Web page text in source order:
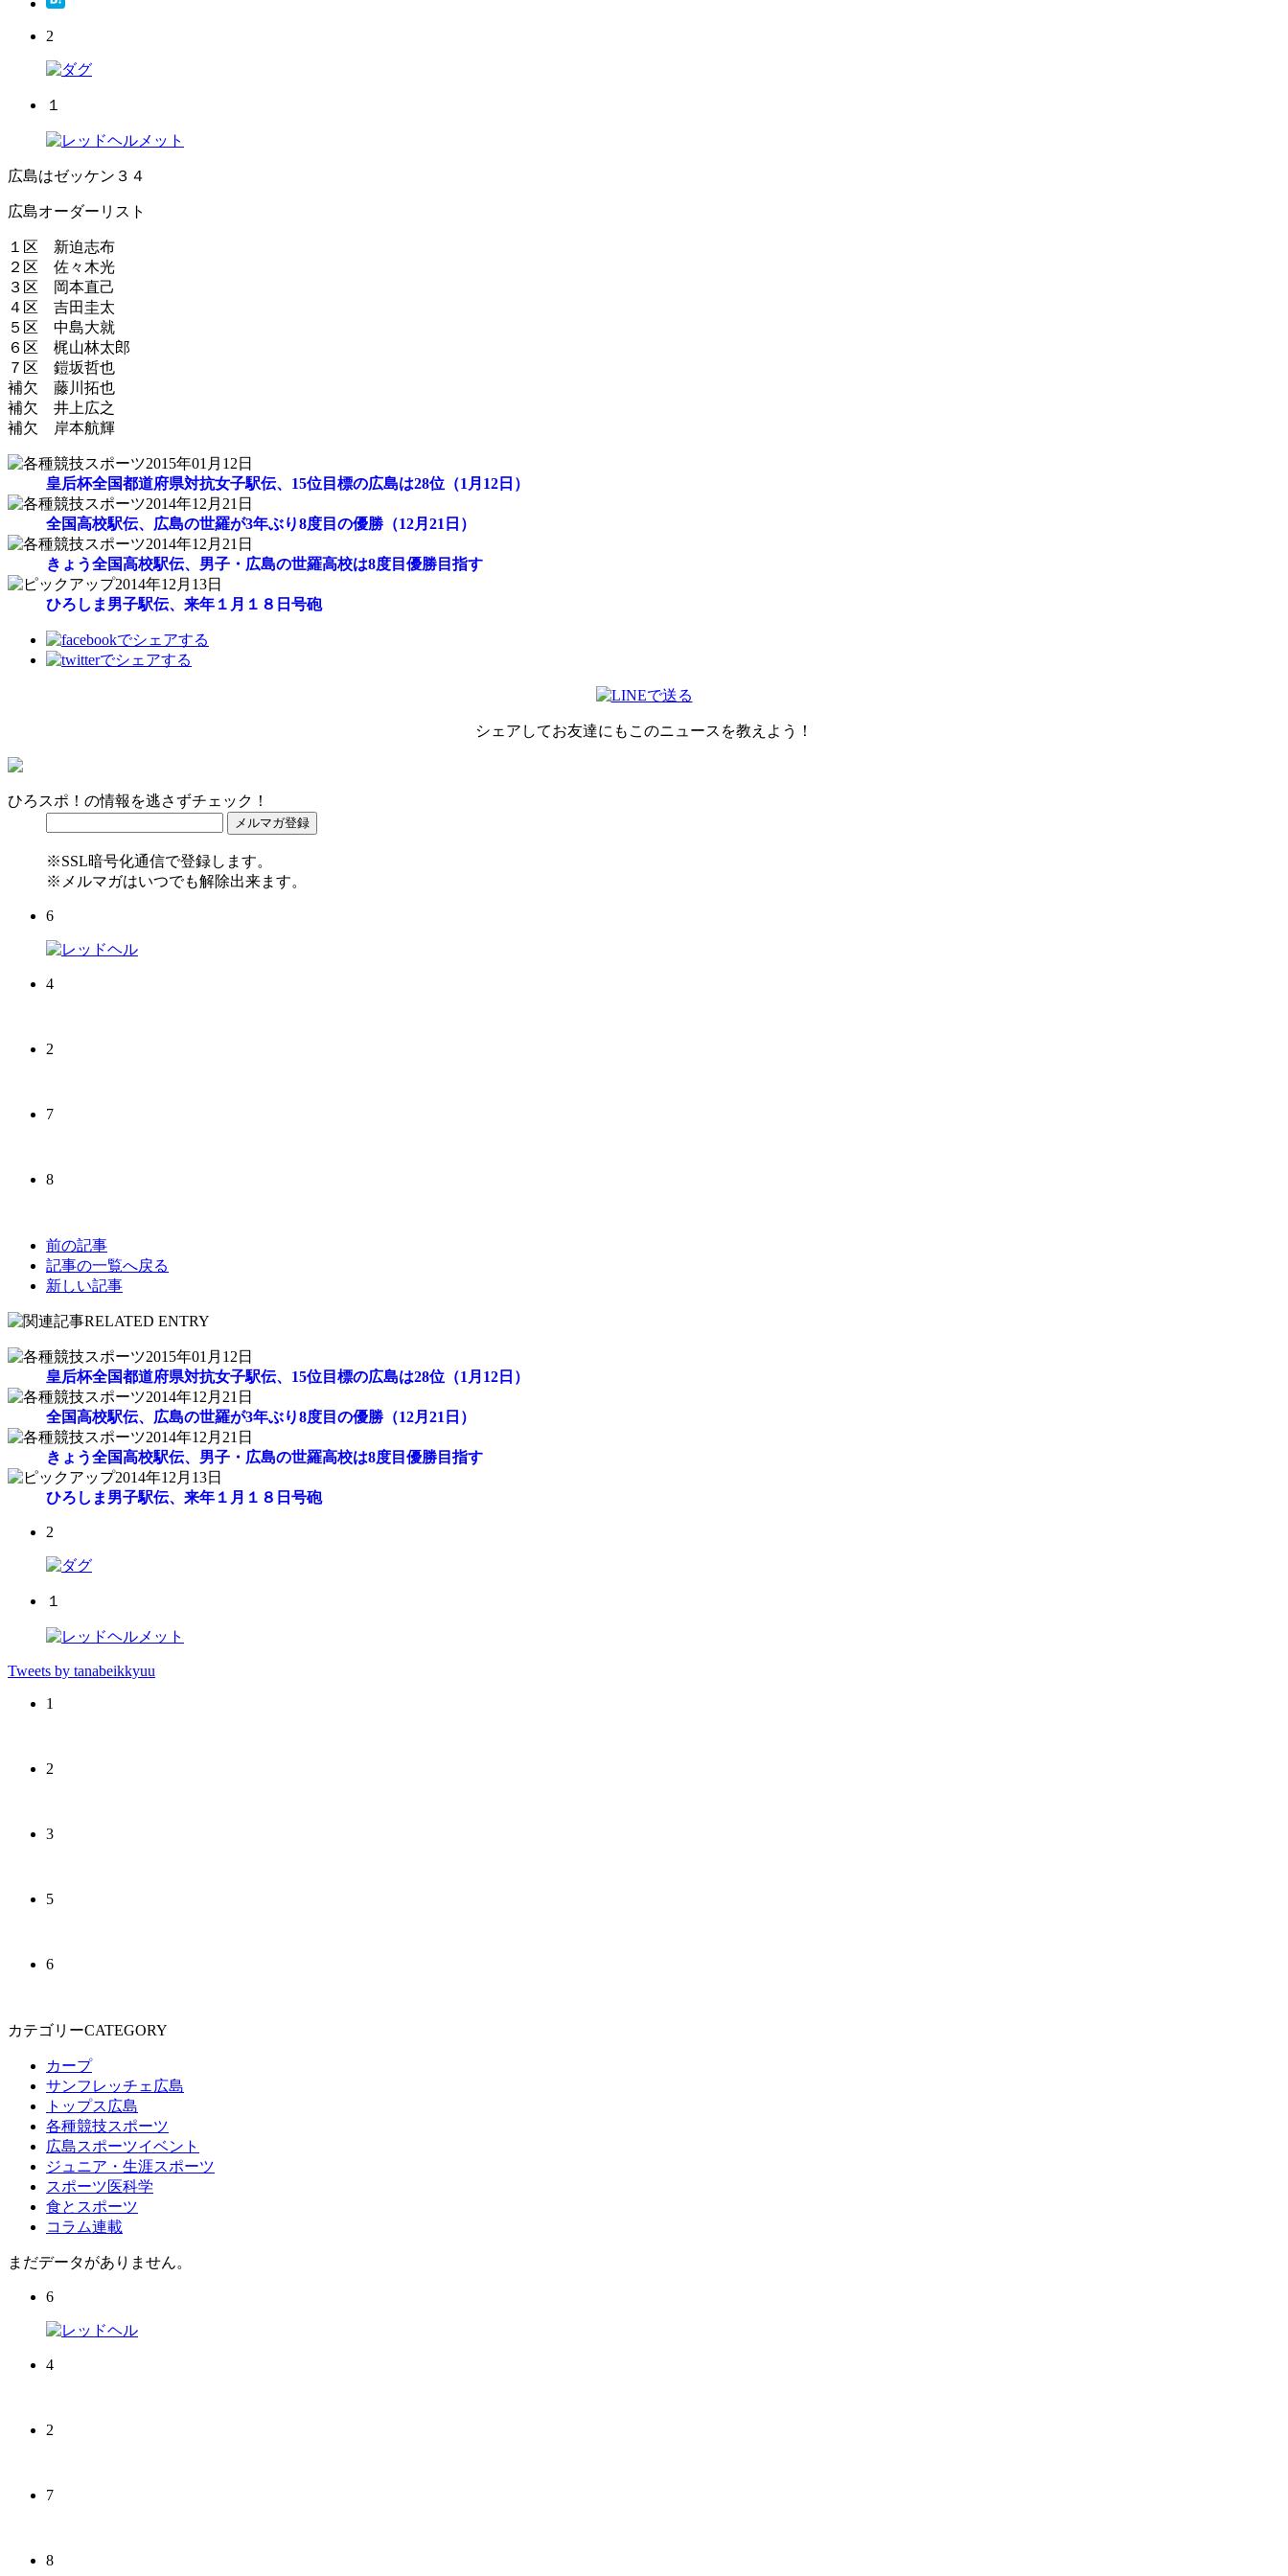
2
１
広島はゼッケン３４
広島オーダーリスト
１区 新迫志布
２区 佐々木光
３区 岡本直己
４区 吉田圭太
５区 中島大就
６区 梶山林太郎
７区 鎧坂哲也
補欠 藤川拓也
補欠 井上広之
補欠 岸本航輝
2015年01月12日
皇后杯全国都道府県対抗女子駅伝、15位目標の広島は28位（1月12日）
2014年12月21日
全国高校駅伝、広島の世羅が3年ぶり8度目の優勝（12月21日）
2014年12月21日
きょう全国高校駅伝、男子・広島の世羅高校は8度目優勝目指す
2014年12月13日
ひろしま男子駅伝、来年１月１８日号砲
シェアしてお友達にもこのニュースを教えよう！
ひろスポ！の情報を逃さずチェック！
※SSL暗号化通信で登録します。
※メルマガはいつでも解除出来ます。
6
4
2
7
8
前の記事
記事の一覧へ戻る
新しい記事
2015年01月12日
皇后杯全国都道府県対抗女子駅伝、15位目標の広島は28位（1月12日）
2014年12月21日
全国高校駅伝、広島の世羅が3年ぶり8度目の優勝（12月21日）
2014年12月21日
きょう全国高校駅伝、男子・広島の世羅高校は8度目優勝目指す
2014年12月13日
ひろしま男子駅伝、来年１月１８日号砲
2
１
Tweets by tanabeikkyuu
1
2
3
5
6
カテゴリーCATEGORY
カープ
サンフレッチェ広島
トップス広島
各種競技スポーツ
広島スポーツイベント
ジュニア・生涯スポーツ
スポーツ医科学
食とスポーツ
コラム連載
まだデータがありません。
6
4
2
7
8